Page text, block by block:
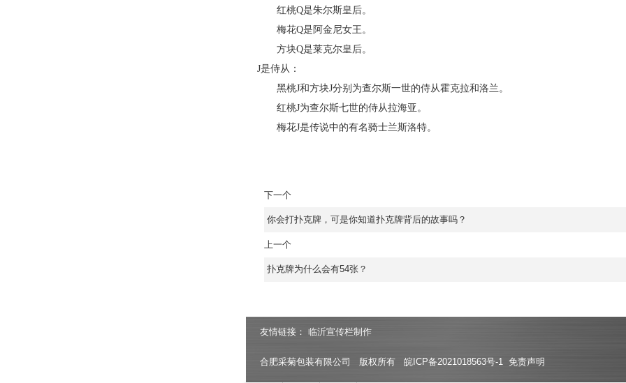
红桃Q是朱尔斯皇后。
梅花Q是阿金尼女王。
方块Q是莱克尔皇后。
J是侍从：
黑桃J和方块J分别为查尔斯一世的侍从霍克拉和洛兰。
红桃J为查尔斯七世的侍从拉海亚。
梅花J是传说中的有名骑士兰斯洛特。
下一个
你会打扑克牌，可是你知道扑克牌背后的故事吗？
上一个
扑克牌为什么会有54张？
友情链接： 临沂宣传栏制作
合肥采菊包装有限公司 版权所有 皖ICP备2021018563号-1 免责声明